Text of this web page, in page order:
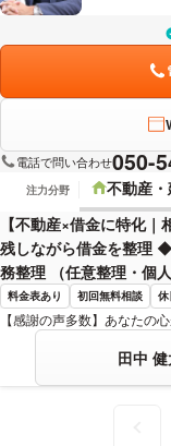
電話で問い合わせ050-
注力分野
不動産
【不動産×借金に特化
残しながら借金を整理
務整理 （任意整理・個
料金表あり 初回無料相談
【感謝の声多数】あなたの
田中